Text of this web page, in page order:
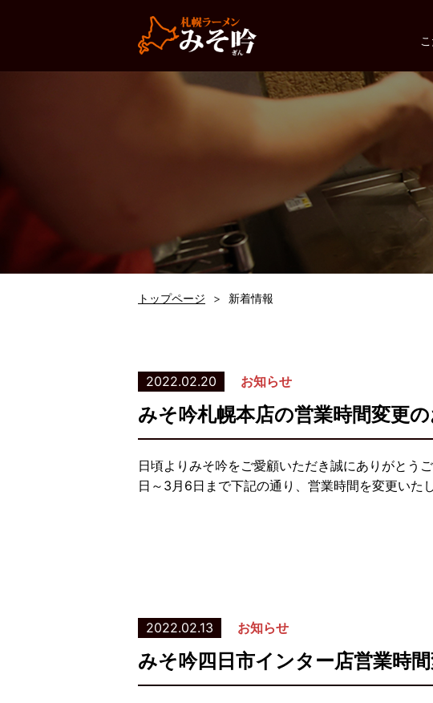
トップページ 新着情報
2022.02.20 お知らせ
みそ吟札幌本店の営業時間変更
日頃よりみそ吟をご愛顧いただき誠にありがとう
日～3月6日まで下記の通り、営業時間を変更いた
2022.02.13 お知らせ
みそ吟四日市インター店営業時